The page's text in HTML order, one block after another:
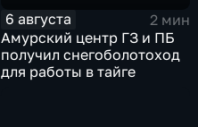
6 августа
2 мин
Амурский центр ГЗ и ПБ
получил снегоболотоход
для работы в тайге